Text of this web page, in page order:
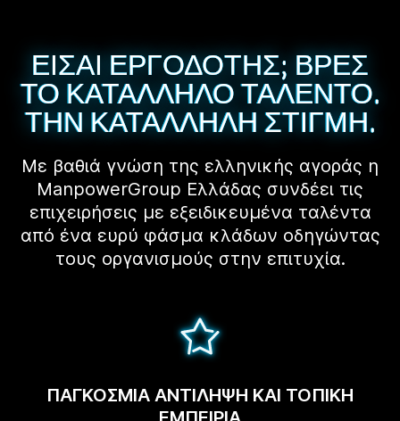
ΕΙΣΑΙ ΕΡΓΟΔΟΤΗΣ; ΒΡΕΣ
ΤΟ ΚΑΤΑΛΛΗΛΟ ΤΑΛΕΝΤΟ.
ΤΗΝ ΚΑΤΑΛΛΗΛΗ ΣΤΙΓΜΗ.
Με βαθιά γνώση της ελληνικής αγοράς η
ManpowerGroup Ελλάδας συνδέει τις
επιχειρήσεις με εξειδικευμένα ταλέντα
από ένα ευρύ φάσμα κλάδων οδηγώντας
τους οργανισμούς στην επιτυχία.
ΠΑΓΚΟΣΜΙΑ ΑΝΤΙΛΗΨΗ ΚΑΙ ΤΟΠΙΚΗ